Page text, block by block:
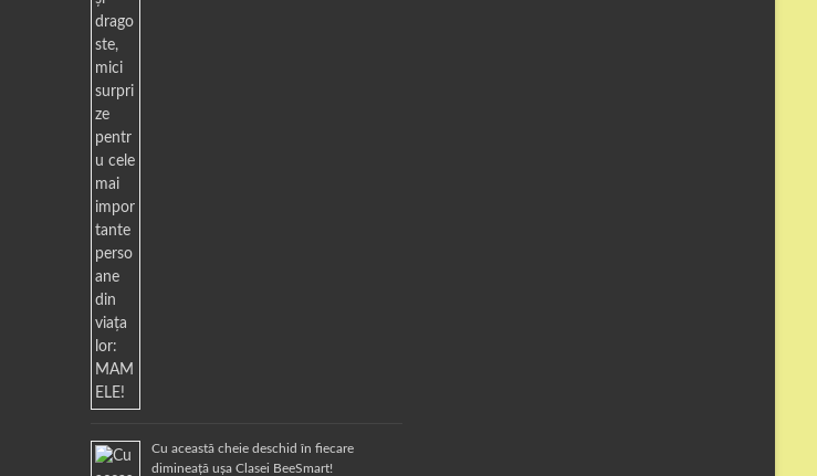
Cu această cheie deschid în fiecare
dimineață ușa Clasei BeeSmart!